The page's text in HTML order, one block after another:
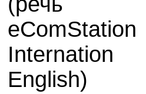
eComStation
Internation
English)